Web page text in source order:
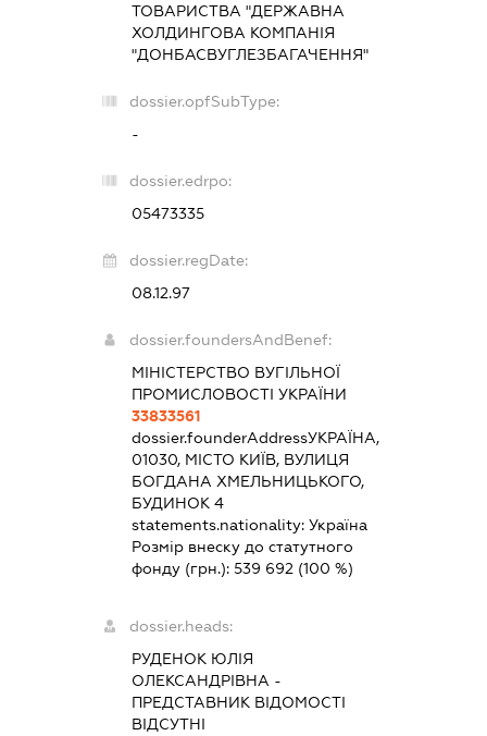
ТОВАРИСТВА "ДЕРЖАВНА
ХОЛДИНГОВА КОМПАНІЯ
"ДОНБАСВУГЛЕЗБАГАЧЕННЯ"
dossier.opfSubType:
-
dossier.edrpo:
05473335
dossier.regDate:
08.12.97
dossier.foundersAndBenef:
МІНІСТЕРСТВО ВУГІЛЬНОЇ
ПРОМИСЛОВОСТІ УКРАЇНИ
33833561
dossier.founderAddressУКРАЇНА,
01030, МІСТО КИЇВ, ВУЛИЦЯ
БОГДАНА ХМЕЛЬНИЦЬКОГО,
БУДИНОК 4
statements.nationality:Україна
Розмір внеску до статутного
фонду (грн.):539 692 (100 %)
dossier.heads:
РУДЕНОК ЮЛІЯ
ОЛЕКСАНДРІВНА -
ПРЕДСТАВНИК ВІДОМОСТІ
ВІДСУТНІ